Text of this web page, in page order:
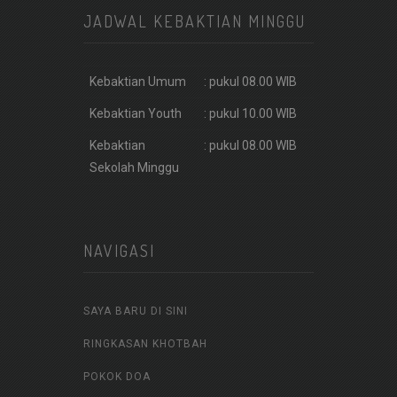
JADWAL KEBAKTIAN MINGGU
Kebaktian Umum : pukul 08.00 WIB
Kebaktian Youth : pukul 10.00 WIB
Kebaktian
Sekolah Minggu
: pukul 08.00 WIB
NAVIGASI
SAYA BARU DI SINI
RINGKASAN KHOTBAH
POKOK DOA